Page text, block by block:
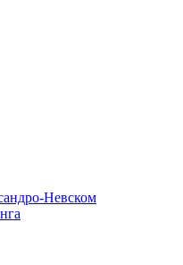
Невском